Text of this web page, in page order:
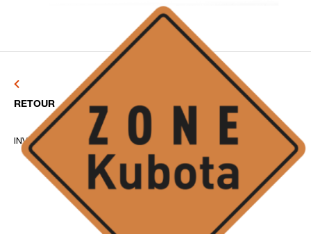
RETOUR
INVENTAIRE D'OCCASION